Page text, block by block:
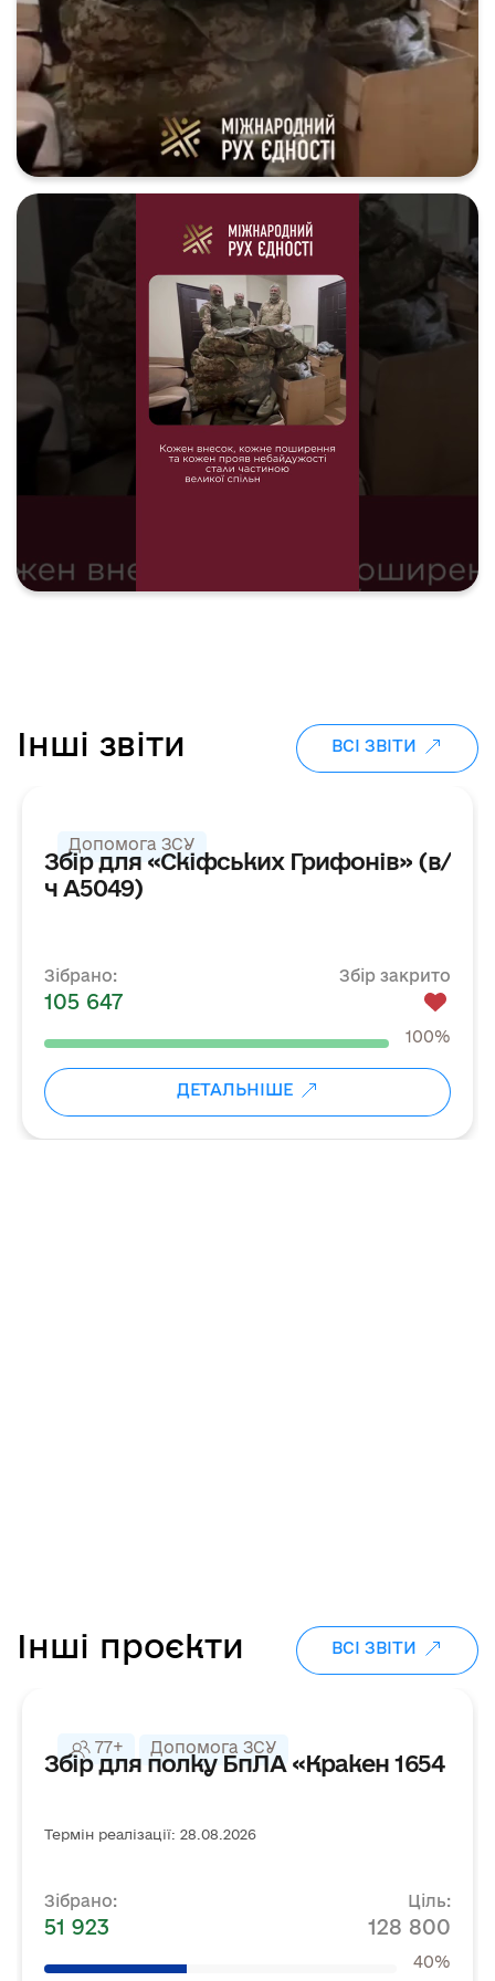
Інші звіти ВСІ ЗВІТИ
ЗБІР ЗАКРИТО
Допомога ЗСУ
Збір для «Скіфських Грифонів» (в/
ч А5049)
Зібрано:
105 647
Збір закрито
100%
ДЕТАЛЬНІШЕ
Інші проєкти ВСІ ЗВІТИ
77+ Допомога ЗСУ
Збір для полку БпЛА «Кракен 1654
Термін реалізації: 28.08.2026
Зібрано:
51 923
Ціль:
128 800
40%